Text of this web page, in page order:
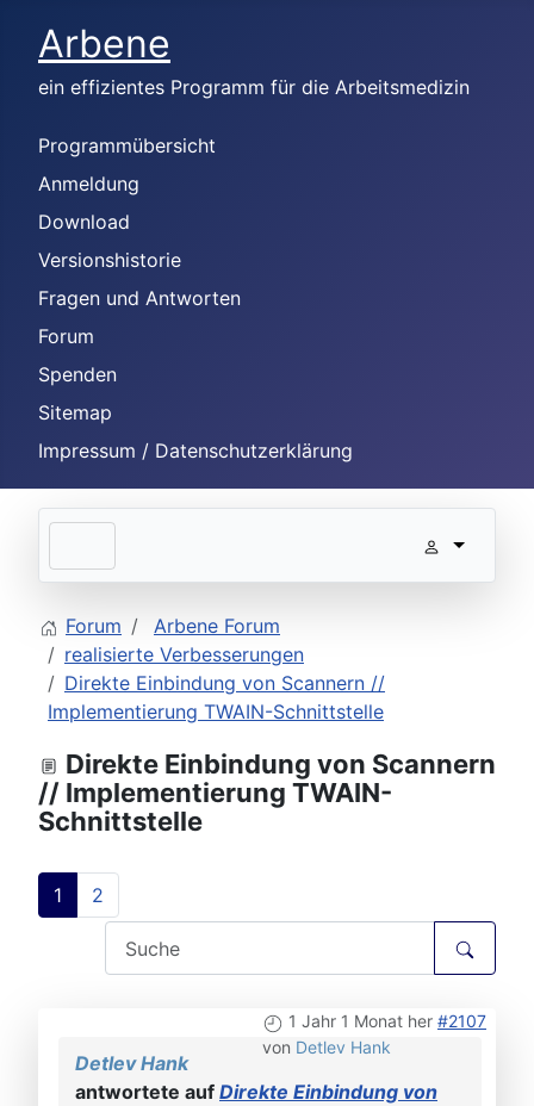
Arbene
ein effizientes Programm für die Arbeitsmedizin
Programmübersicht
Anmeldung
Download
Versionshistorie
Fragen und Antworten
Forum
Spenden
Sitemap
Impressum / Datenschutzerklärung
Forum
Arbene Forum
realisierte Verbesserungen
Direkte Einbindung von Scannern //
Implementierung TWAIN-Schnittstelle
Direkte Einbindung von Scannern
// Implementierung TWAIN-
Schnittstelle
1 2
1 Jahr 1 Monat her #2107
von Detlev Hank
Detlev Hank
antwortete auf Direkte Einbindung von